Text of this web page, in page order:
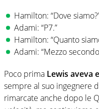
Hamilton: “Dove
Adami: “P7.”
Hamilton: “Quanto
Adami: “Mezzo
Poco prima Lewis aveva
sempre al suo ingegnere
rimarcate anche dopo le